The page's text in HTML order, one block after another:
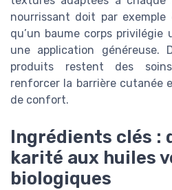
nourrissant doit par
qu’un baume corps privilégie
une application généreuse.
produits restent des
renforcer la barrière cutanée
de confort.
Ingrédients clés :
karité aux huiles
biologiques